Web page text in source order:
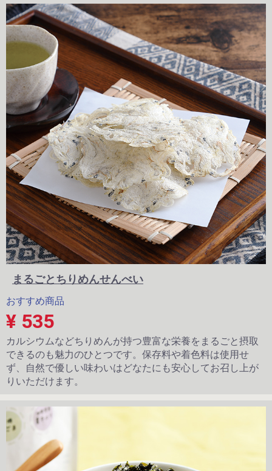
まるごとちりめんせんべい
おすすめ商品
¥ 535
カルシウムなどちりめんが持つ豊富な栄養をまるごと摂取
できるのも魅力のひとつです。保存料や着色料は使用せ
ず、自然で優しい味わいはどなたにも安心してお召し上が
りいただけます。